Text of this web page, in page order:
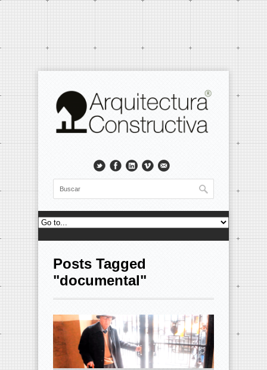
Posts Tagged
"documental"